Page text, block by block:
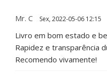
Mr. C Sex, 2022-05-06 12:15
Livro em bom estado e
Rapidez e transparência
Recomendo vivamente!